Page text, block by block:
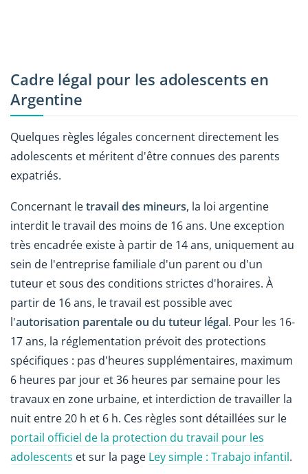
Cadre légal pour les adolescents en
Argentine
Quelques règles légales concernent directement les
adolescents et méritent d'être connues des parents
expatriés.
Concernant letravail des mineurs, la loi argentine
interdit le travail des moins de 16 ans. Une exception
très encadrée existe à partir de 14 ans, uniquement au
sein de l'entreprise familiale d'un parent ou d'un
tuteur et sous des conditions strictes d'horaires. À
partir de 16 ans, le travail est possible avec
l'autorisation parentale ou du tuteur légal. Pour les 16-
17 ans, la réglementation prévoit des protections
spécifiques : pas d'heures supplémentaires, maximum
6 heures par jour et 36 heures par semaine pour les
travaux en zone urbaine, et interdiction de travailler la
nuit entre 20 h et 6 h. Ces règles sont détaillées sur le
portail officiel de la protection du travail pour les
adolescents et sur la page Ley simple : Trabajo infantil.